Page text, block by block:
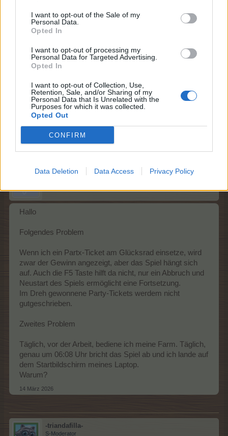
I want to opt-out of the Sale of my
Personal Data.
Opted In
I want to opt-out of processing my
Personal Data for Targeted Advertising.
Opted In
I want to opt-out of Collection, Use,
Retention, Sale, and/or Sharing of my
Personal Data that Is Unrelated with the
Purposes for which it was collected.
Opted Out
CONFIRM
Data Deletion Data Access Privacy Policy
machen.
Edit: Habe das Bild neu eingestellt, da es nicht mehr
angezeigt wurde. Warum auch immer.
Zuletzt bearbeitet:14 März 2026
12 März 2026
PFH
Hallo
Folgendes Problem
Wenn ich ein Partx-Ticket am Glücksrad einsetze, wird
zwar der Gewinn angezeigt, aber das Spiel hängt sich
auf. Auch die F5 Taste hilft da nicht, nur ein Abbruch und
Neustart des Spiels ermöglicht eine Fortsetzung.
Im Dreh gewonnene Party-Tickets werdem nicht
gutgeschrieben.
Zweites Problem
Täglich, vor der Arbeit, bediene ich meine Farm. Täglich,
genau um 06:08 Uhr bricht das Spiel ab und ich lande auf
dem Startbildschirm meines Laptop.
Warum?
14 März 2026
-triandafilla-
S-Moderator